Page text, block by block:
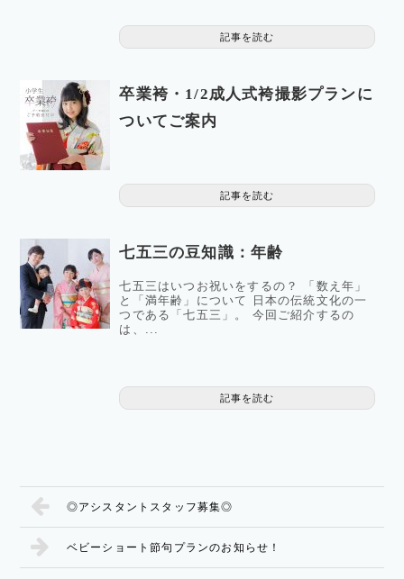
記事を読む
卒業袴・1/2成人式袴撮影プランに
ついてご案内
記事を読む
七五三の豆知識：年齢
七五三はいつお祝いをするの？ 「数え年」
と「満年齢」について 日本の伝統文化の一
つである「七五三」。 今回ご紹介するの
は、...
記事を読む
◎アシスタントスタッフ募集◎
ベビーショート節句プランのお知らせ！